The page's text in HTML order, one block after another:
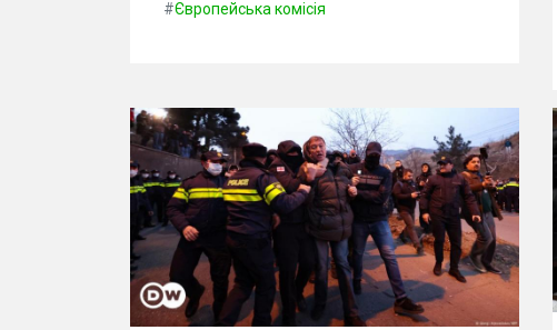
#Європейська комісія